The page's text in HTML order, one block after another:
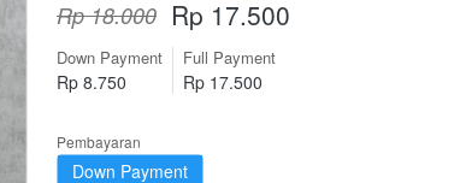
Rp 18.000 Rp 17.500
Down Payment
Rp 8.750
Full Payment
Rp 17.500
Pembayaran
Down Payment